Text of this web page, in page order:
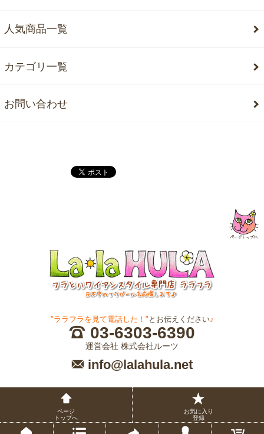
人気商品一覧
カテゴリ一覧
お問い合わせ
"ララフラを見て電話した！" とお伝えください♪
03-6303-6390
運営会社 株式会社ルーツ
info@lalahula.net
ページ
トップへ
お気に入り
登録